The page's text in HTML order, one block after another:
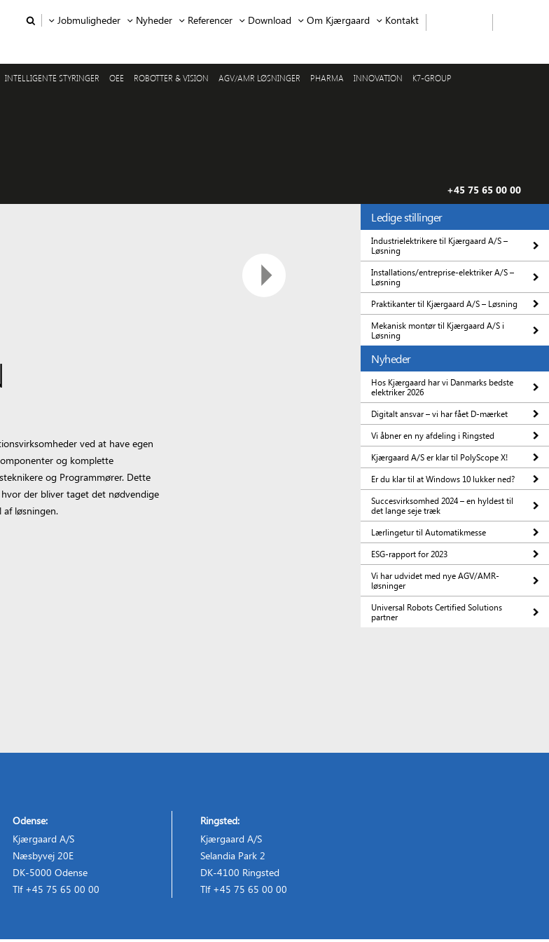
Jobmuligheder Nyheder Referencer Download Om Kjærgaard Kontakt
INTELLIGENTE STYRINGER OEE ROBOTTER & VISION AGV/AMR LØSNINGER PHARMA INNOVATION K7-GROUP
+45 75 65 00 00
ved at have egen
og komplette
og Programmører. Dette
der bliver taget det nødvendige
af løsningen.
Ledige stillinger
Industrielektrikere til Kjærgaard A/S –
Løsning
Installations/entreprise-elektriker A/S –
Løsning
Praktikanter til Kjærgaard A/S – Løsning
Mekanisk montør til Kjærgaard A/S i
Løsning
Nyheder
Hos Kjærgaard har vi Danmarks bedste
elektriker 2026
Digitalt ansvar – vi har fået D-mærket
Vi åbner en ny afdeling i Ringsted
Kjærgaard A/S er klar til PolyScope X!
Er du klar til at Windows 10 lukker ned?
Succesvirksomhed 2024 – en hyldest til
det lange seje træk
Lærlingetur til Automatikmesse
ESG-rapport for 2023
Vi har udvidet med nye AGV/AMR-
løsninger
Universal Robots Certified Solutions
partner
Odense:
Kjærgaard A/S
Næsbyvej 20E
DK-5000 Odense
Tlf +45 75 65 00 00
Ringsted:
Kjærgaard A/S
Selandia Park 2
DK-4100 Ringsted
Tlf +45 75 65 00 00